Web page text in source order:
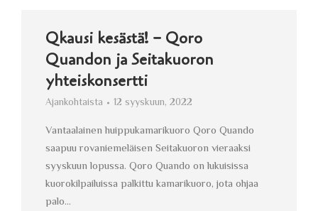
Qkausi kesästä! − Qoro
Quandon ja Seitakuoron
yhteiskonsertti
Ajankohtaista 12 syyskuun, 2022
Vantaalainen huippukamarikuoro Qoro Quando
saapuu rovaniemeläisen Seitakuoron vieraaksi
syyskuun lopussa. Qoro Quando on lukuisissa
kuorokilpailuissa palkittu kamarikuoro, jota ohjaa
palo…